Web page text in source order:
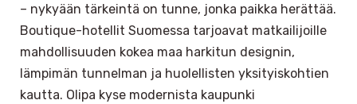
– nykyään tärkeintä on tunne, jonka paikka herättää.
Boutique-hotellit Suomessa tarjoavat matkailijoille
mahdollisuuden kokea maa harkitun designin,
lämpimän tunnelman ja huolellisten yksityiskohtien
kautta. Olipa kyse modernista kaupunki